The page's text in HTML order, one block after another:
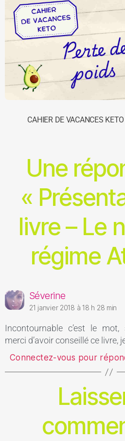
CAHIER DE VACANCES
Une
«
livre – Le
régime
Séverine
21 janvier 2018 à 18 h 28 min
Incontournable c’est le
merci d’avoir conseillé ce livre,
Connectez-vous pour